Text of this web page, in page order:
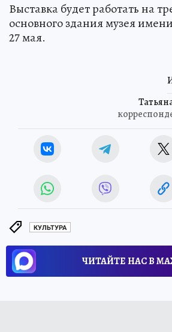
Выставка будет работать на
основного здания музея
27 мая.
КУЛЬТУРА
ЧИТАЙТЕ НАС В